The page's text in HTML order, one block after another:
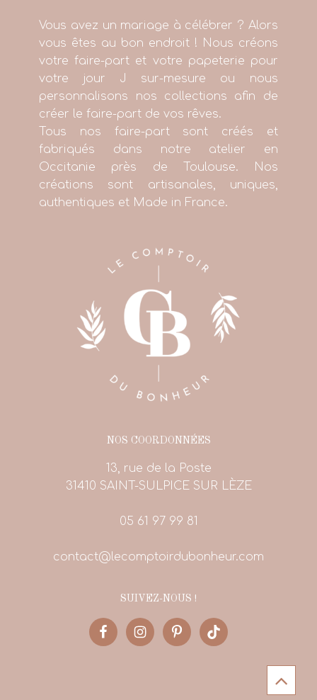
Vous avez un mariage à célébrer ? Alors
vous êtes au bon endroit ! Nous créons
votre faire-part et votre papeterie pour
votre jour J sur-mesure ou nous
personnalisons nos collections afin de
créer le faire-part de vos rêves.
Tous nos faire-part sont créés et
fabriqués dans notre atelier en
Occitanie près de Toulouse. Nos
créations sont artisanales, uniques,
authentiques et Made in France.
NOS COORDONNÉES
13, rue de la Poste
31410 SAINT-SULPICE SUR LÈZE
05 61 97 99 81
contact@lecomptoirdubonheur.com
SUIVEZ-NOUS !